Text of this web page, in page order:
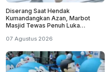
Diserang Saat Hendak
Kumandangkan Azan, Marbot
Masjid Tewas Penuh Luka
07 Agustus 2026